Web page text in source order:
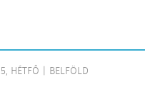
HÉTFŐ | BELFÖLD